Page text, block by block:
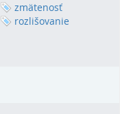
zmätenosť
rozlišovanie